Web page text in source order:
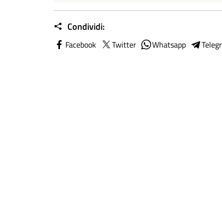
Condividi:
Facebook Twitter Whatsapp